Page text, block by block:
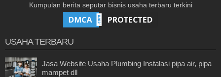
Kumpulan berita seputar bisnis usaha terbaru terkini
USAHA TERBARU
Jasa Website Usaha Plumbing Instalasi pipa air, pipa
mampet dll